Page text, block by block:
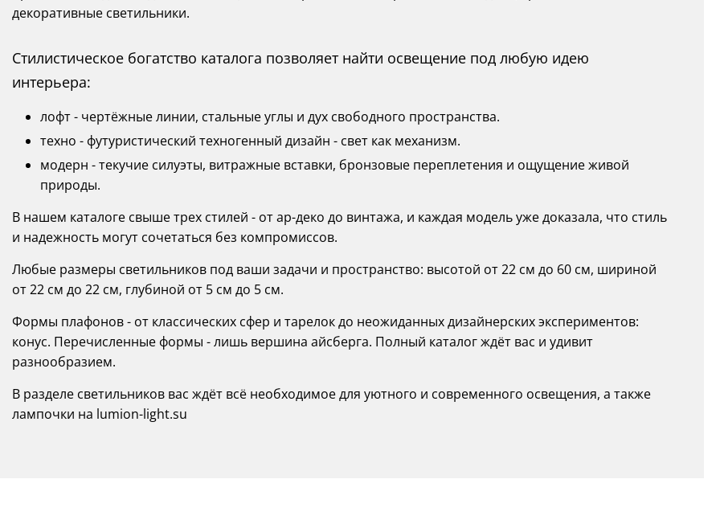
декоративные светильники.
Стилистическое богатство каталога позволяет найти освещение под любую идею
интерьера:
лофт - чертёжные линии, стальные углы и дух свободного пространства.
техно - футуристический техногенный дизайн - свет как механизм.
модерн - текучие силуэты, витражные вставки, бронзовые переплетения и ощущение живой
природы.
В нашем каталоге свыше трех стилей - от ар-деко до винтажа, и каждая модель уже доказала, что стиль
и надежность могут сочетаться без компромиссов.
Любые размеры светильников под ваши задачи и пространство: высотой от 22 см до 60 см, шириной
от 22 см до 22 см, глубиной от 5 см до 5 см.
Формы плафонов - от классических сфер и тарелок до неожиданных дизайнерских экспериментов:
конус. Перечисленные формы - лишь вершина айсберга. Полный каталог ждёт вас и удивит
разнообразием.
В разделе светильников вас ждёт всё необходимое для уютного и современного освещения, а также
лампочки на lumion-light.su